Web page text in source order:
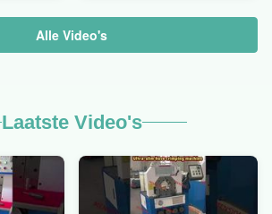
Alle Video's
Laatste Video's